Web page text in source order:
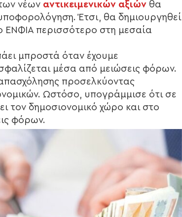
νέων αντικειμενικών αξιών θα
Έτσι, θα δημιουργηθεί
ΕΝΦΙΑ περισσότερο στη μεσαία
μπροστά όταν έχουμε
μέσα από μειώσεις φόρων.
προσελκύοντας
Ωστόσο, υπογράμμισε ότι σε
τον δημοσιονομικό χώρο και στο
φόρων.